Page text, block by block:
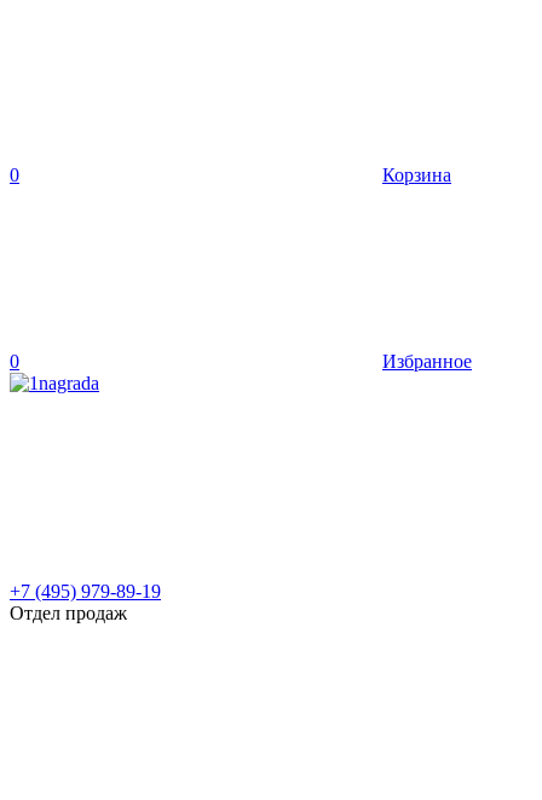
0 Корзина
0 Избранное
+7 (495) 979-89-19
Отдел продаж